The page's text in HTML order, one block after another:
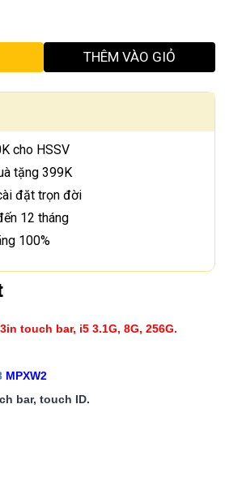
THÊM VÀO GIỎ
cho HSSV
tặng 399K
đặt trọn đời
12 tháng
100%
touch bar, i5 3.1G, 8G, 256G.
MPXW2
bar, touch ID.